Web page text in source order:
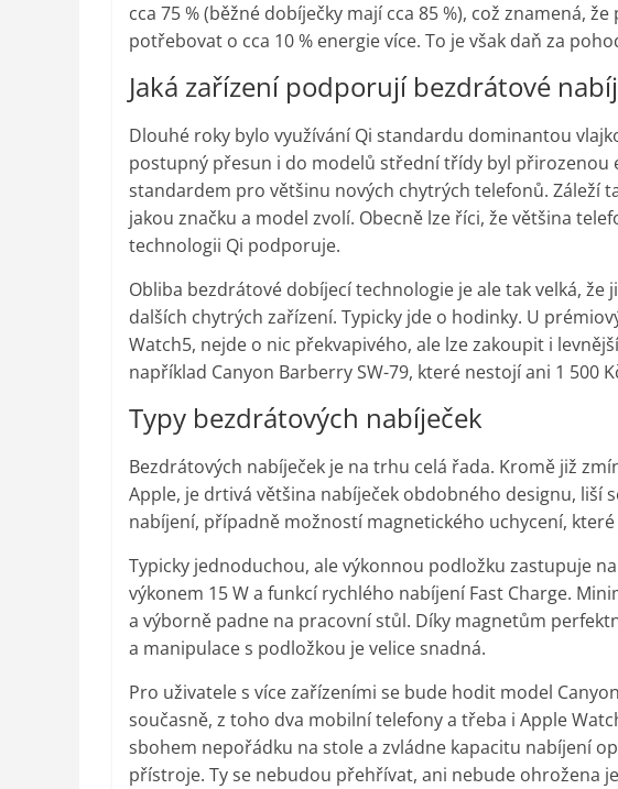
cca 75 % (běžné dobíječky mají cca 85 %), což znamená,
potřebovat o cca 10 % energie více. To je však daň za
Jaká zařízení podporují bezdrátové
Dlouhé roky bylo využívání Qi standardu dominantou
postupný přesun i do modelů střední třídy byl přirozenou
standardem pro většinu nových chytrých telefonů. Záleží
jakou značku a model zvolí. Obecně lze říci, že většina
technologii Qi podporuje.
Obliba bezdrátové dobíjecí technologie je ale tak velká,
dalších chytrých zařízení. Typicky jde o hodinky. U
Watch5, nejde o nic překvapivého, ale lze zakoupit i
například Canyon Barberry SW-79, které nestojí ani 1 500
Typy bezdrátových nabíječek
Bezdrátových nabíječek je na trhu celá řada. Kromě již
Apple, je drtivá většina nabíječek obdobného designu, liší
nabíjení, případně možností magnetického uchycení,
Typicky jednoduchou, ale výkonnou podložku zastupuje
výkonem 15 W a funkcí rychlého nabíjení Fast Charge.
a výborně padne na pracovní stůl. Díky magnetům
a manipulace s podložkou je velice snadná.
Pro uživatele s více zařízeními se bude hodit model
současně, z toho dva mobilní telefony a třeba i Apple
sbohem nepořádku na stole a zvládne kapacitu nabíjení
přístroje. Ty se nebudou přehřívat, ani nebude ohrožena